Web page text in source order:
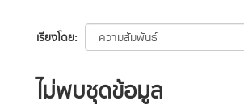
เรียงโดย
ไม่พบชุดข้อมูล